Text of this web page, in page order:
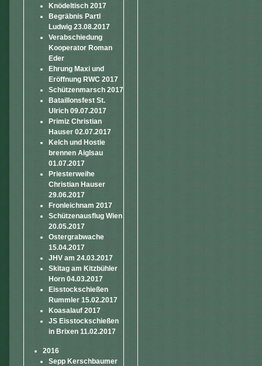
Knödeltisch 2017
Begräbnis Partl
Ludwig 23.08.2017
Verabschiedung
Kooperator Roman
Eder
Ehrung Maxi und
Eröffnung RWC 2017
Schützenmarsch 2017
Bataillonsfest St.
Ulrich 09.07.2017
Primiz Christian
Hauser 02.07.2017
Kelch und Hostie
brennen Aiglsau
01.07.2017
Priesterweihe
Christian Hauser
29.06.2017
Fronleichnam 2017
Schützenausflug Wien
20.05.2017
Ostergrabwache
15.04.2017
JHV am 24.03.2017
Skitag am Kitzbühler
Horn 04.03.2017
Eisstockschießen
Rummler 15.02.2017
Koasalauf 2017
JS Eisstockschießen
in Brixen 11.02.2017
2016
Sepp Kerschbaumer